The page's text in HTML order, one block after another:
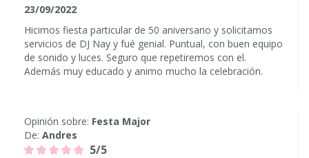
23/09/2022
Hicimos fiesta particular de 50 aniversario y solicitamos
servicios de DJ Nay y fué genial. Puntual, con buen equipo
de sonido y luces. Seguro que repetiremos con el.
Además muy educado y animo mucho la celebración.
Opinión sobre: Festa Major
De: Andres
5/5